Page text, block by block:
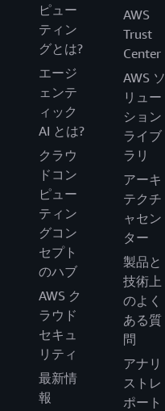
ピュー
ティン
グとは?
エージ
ェンテ
ィック
AI とは?
クラウ
ドコン
ピュー
ティン
グコン
セプト
のハブ
AWS ク
ラウド
セキュ
リティ
最新情
報
AWS
Trust
Center
AWS ソ
リュー
ション
ライブ
ラリ
アーキ
テクチ
ャセン
ター
製品と
技術上
のよく
ある質
問
アナリ
ストレ
ポート